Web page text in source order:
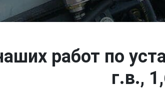
работ по
г.в.,